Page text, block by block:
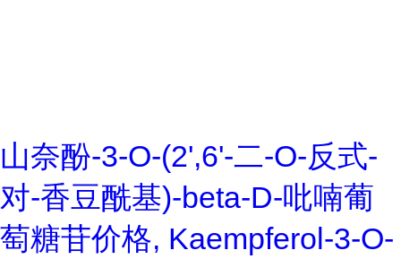
山奈酚-3-O-(2',6'-二-O-反式-
对-香豆酰基)-beta-D-吡喃葡
萄糖苷价格, Kaempferol-3-O-